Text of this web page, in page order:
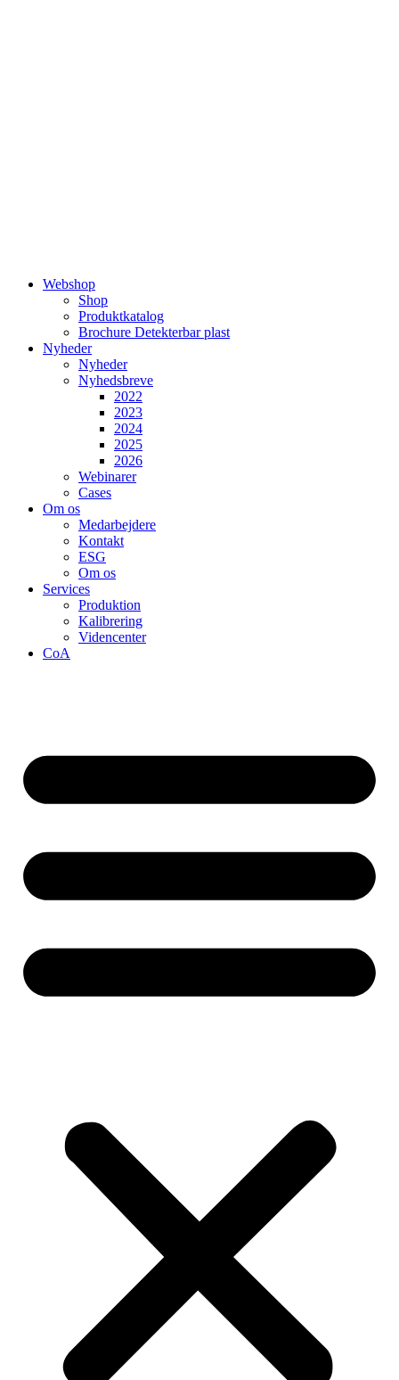
Webshop
Shop
Produktkatalog
Brochure Detekterbar plast
Nyheder
Nyheder
Nyhedsbreve
2022
2023
2024
2025
2026
Webinarer
Cases
Om os
Medarbejdere
Kontakt
ESG
Om os
Services
Produktion
Kalibrering
Videncenter
CoA